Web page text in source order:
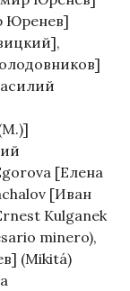
Юренев]
[Елена
[Иван
Kulganek
minero),
(Mikitá)